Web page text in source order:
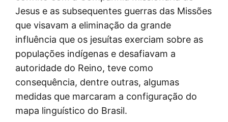
Jesus e as subsequentes guerras das Missões
que visavam a eliminação da grande
influência que os jesuítas exerciam sobre as
populações indígenas e desafiavam a
autoridade do Reino, teve como
consequência, dentre outras, algumas
medidas que marcaram a configuração do
mapa linguístico do Brasil.